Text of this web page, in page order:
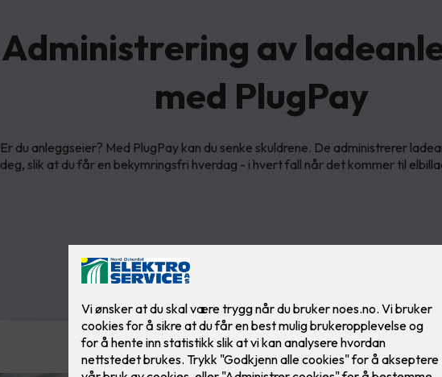
Administrering av
med PlugPay
Er du anleggseier? Med PlugPay kan du senke skuldrene. De administrerer
deg, slik at du får en bekymringsfri hverdag - i hvert fall når det kommer til